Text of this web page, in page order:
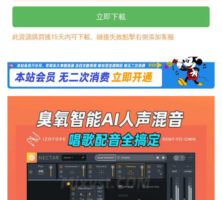
立即下載
此資源購買後15天内可下載。鏈接失效點擊右側添加客服